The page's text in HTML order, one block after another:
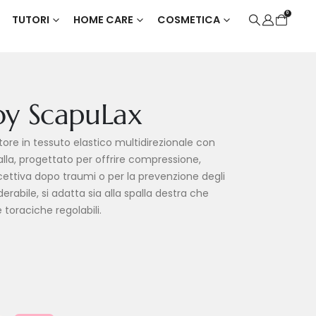
TUTORI HOME CARE
COSMETICA
0
ScapuLax
in tessuto elastico multidirezionale con
progettato per offrire compressione,
dopo traumi o per la prevenzione degli
si adatta sia alla spalla destra che
toraciche regolabili.